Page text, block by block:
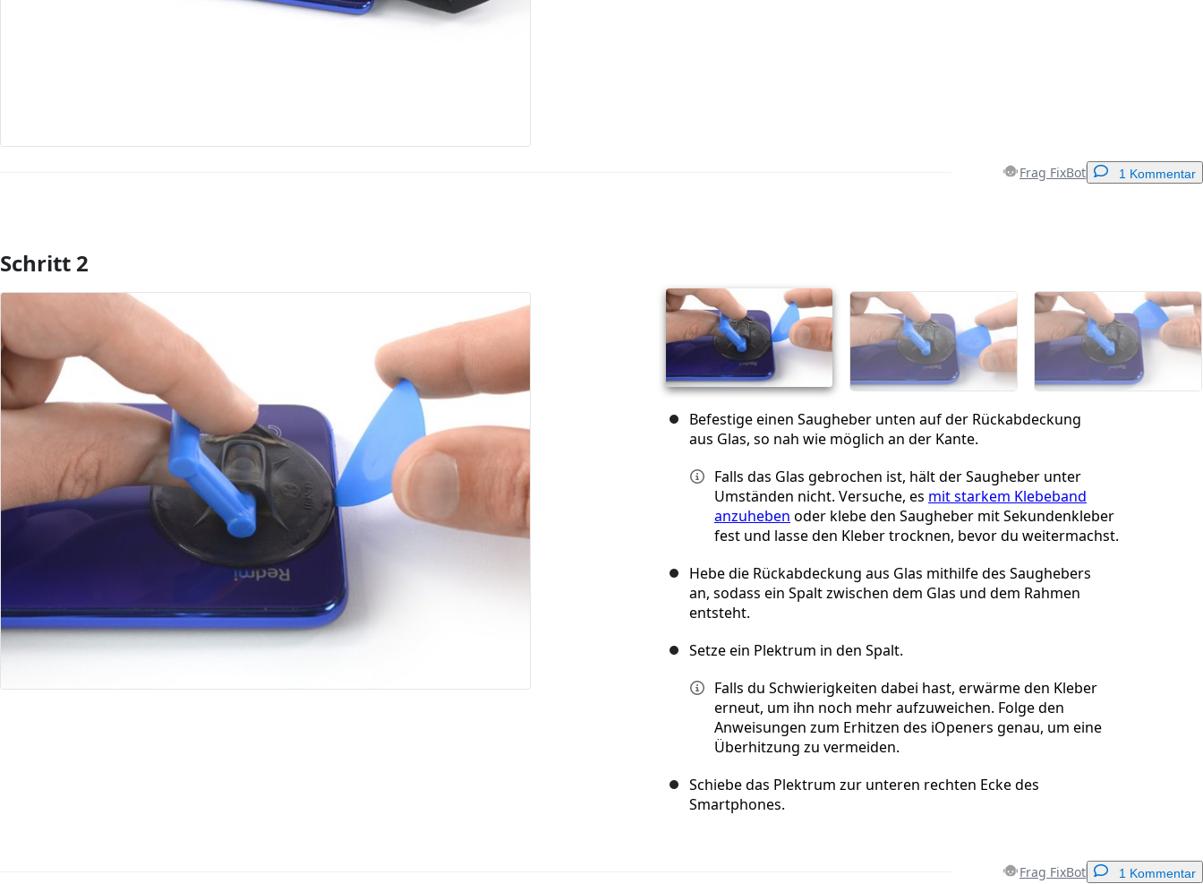
Frag FixBot 1 Kommentar
Kommentar hinzufügen
Abbrechen Kommentieren
Schritt 2
Befestige einen Saugheber unten auf der Rückabdeckung
aus Glas, so nah wie möglich an der Kante.
Falls das Glas gebrochen ist, hält der Saugheber unter
Umständen nicht. Versuche, es mit starkem Klebeband
anzuheben oder klebe den Saugheber mit Sekundenkleber
fest und lasse den Kleber trocknen, bevor du weitermachst.
Hebe die Rückabdeckung aus Glas mithilfe des Saughebers
an, sodass ein Spalt zwischen dem Glas und dem Rahmen
entsteht.
Setze ein Plektrum in den Spalt.
Falls du Schwierigkeiten dabei hast, erwärme den Kleber
erneut, um ihn noch mehr aufzuweichen. Folge den
Anweisungen zum Erhitzen des iOpeners genau, um eine
Überhitzung zu vermeiden.
Schiebe das Plektrum zur unteren rechten Ecke des
Smartphones.
Frag FixBot 1 Kommentar